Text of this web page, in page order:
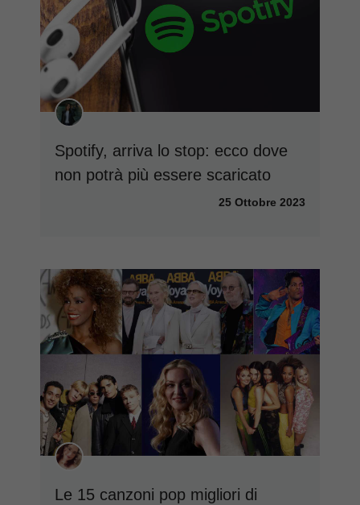
Spotify, arriva lo stop: ecco dove
non potrà più essere scaricato
25 Ottobre 2023
Le 15 canzoni pop migliori di